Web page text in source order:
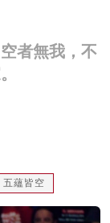
者無我，不
五蘊皆空